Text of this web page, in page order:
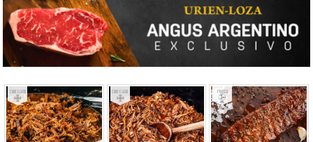
Congelado Congelado Fresco